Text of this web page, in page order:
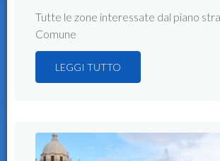
Tutte le zone interessate dal piano
Comune
LEGGI TUTTO